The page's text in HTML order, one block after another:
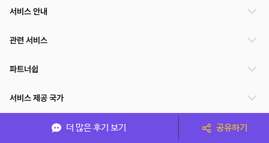
더 많은 후기 보기 공유하기
서비스 안내
관련 서비스
파트너쉽
서비스 제공 국가